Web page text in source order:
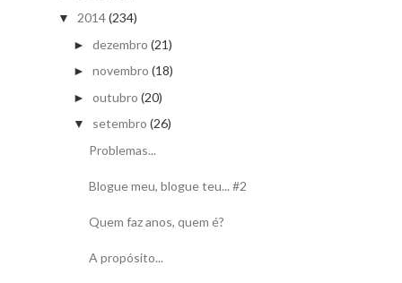
▼ 2014(234)
► dezembro (21)
► novembro (18)
► outubro (20)
▼ setembro (26)
Problemas...
Blogue meu, blogue teu... #2
Quem faz anos, quem é?
A propósito...